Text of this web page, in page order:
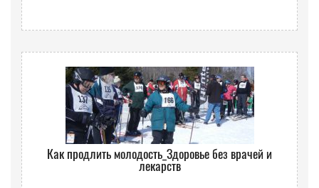
Как продлить молодость_Здоровье без врачей и
лекарств